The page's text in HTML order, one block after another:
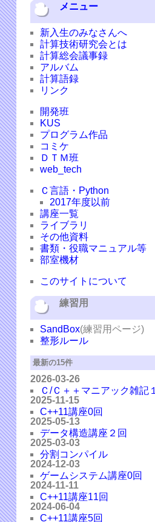
メニュー
新入生のみなさんへ
計算技術研究会とは
計算総会議事録
アルバム
計算語録
リンク
開発班
KUS
プログラム作品
コミケ
ＤＴＭ班
web_tech
Ｃ言語・Python
2017年度以前
講座一覧
ライブラリ
その他資料
書類・役職マニュアル等
部室機材
このサイトについて
練習用
SandBox(練習用ページ)
整形ルール
最新の15件
2026-03-26
Ｃ/Ｃ＋＋マニアック雑記１
2025-11-15
C++11講座0回
2025-05-13
データ構造講座２回
2025-03-03
分割コンパイル
2024-12-03
ゲームシステム講座0回
2024-11-11
C++11講座11回
2024-06-04
C++11講座5回